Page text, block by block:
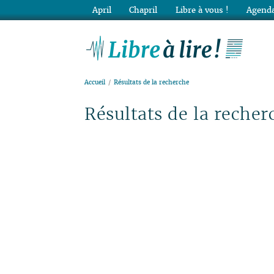
Accueil Résultats de la recherche
Résultats de la
April Chapril Libre à vous !